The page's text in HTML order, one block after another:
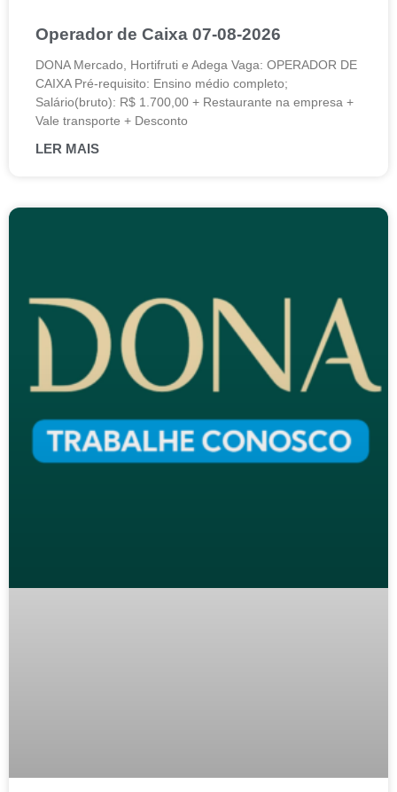
Operador de Caixa 07-08-2026
DONA Mercado, Hortifruti e Adega Vaga: OPERADOR DE
CAIXA Pré-requisito: Ensino médio completo;
Salário(bruto): R$ 1.700,00 + Restaurante na empresa +
Vale transporte + Desconto
LER MAIS